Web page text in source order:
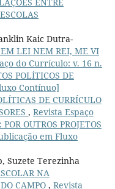
Kaic Dutra-
LEI NEM REI, ME VI
do Currículo: v. 16 n.
POLÍTICOS DE
Contínuo]
DE CURRÍCULO
, Revista Espaço
OUTROS PROJETOS
em Fluxo
Suzete Terezinha
NA
CAMPO , Revista